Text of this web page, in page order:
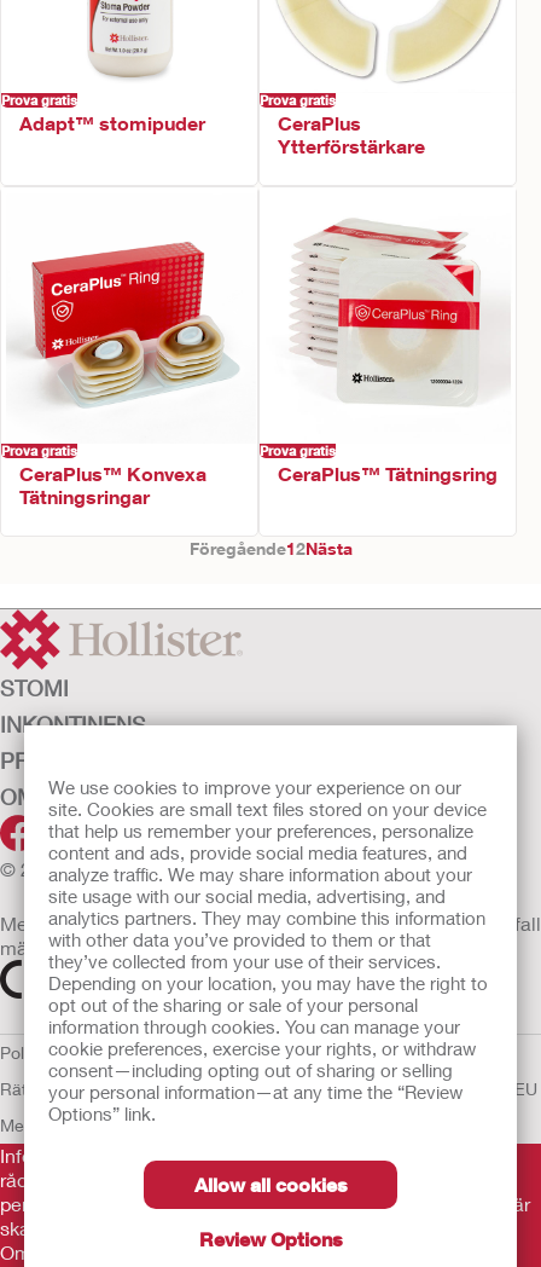
We use cookies to improve your experience on our
site. Cookies are small text files stored on your device
that help us remember your preferences, personalize
content and ads, provide social media features, and
analyze traffic. We may share information about your
site usage with our social media, advertising, and
analytics partners. They may combine this information
with other data you’ve provided to them or that
they’ve collected from your use of their services.
Depending on your location, you may have the right to
opt out of the sharing or sale of your personal
information through cookies. You can manage your
cookie preferences, exercise your rights, or withdraw
consent—including opting out of sharing or selling
your personal information—at any time the “Review
Options” link.
Allow all cookies
Review Options
Prova gratis
Adapt™ stomipuder
Prova gratis
CeraPlus
Ytterförstärkare
Prova gratis
CeraPlus™ Konvexa
Tätningsringar
Prova gratis
CeraPlus™ Tätningsring
Föregående12Nästa
STOMI
INKONTINENS
PRODUKTER
OM OSS
© 2026 Hollister Incorporated
Medicintekniska enheter som säljs i EU är i förekommande fall
märkta med någon av följande symboler
Policy för Mänskliga
Rättigheter AnvändarvillkorSekretesspolicy Användning av cookies
EU
Meddelande till Visselblåsare
Informationen som finns här är inte avsedd som medicinsk
rådgivning och är inte en ersättning för de råd du får av din
personliga läkare eller annan vårdpersonal. Informationen här
ska inte användas som hjälp i akuta medicinska situationer.
Om du är i en akut medicinsk situation ska du personligen